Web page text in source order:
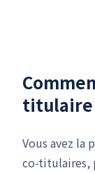
titulaire
Vous avez la
co-titulaires,